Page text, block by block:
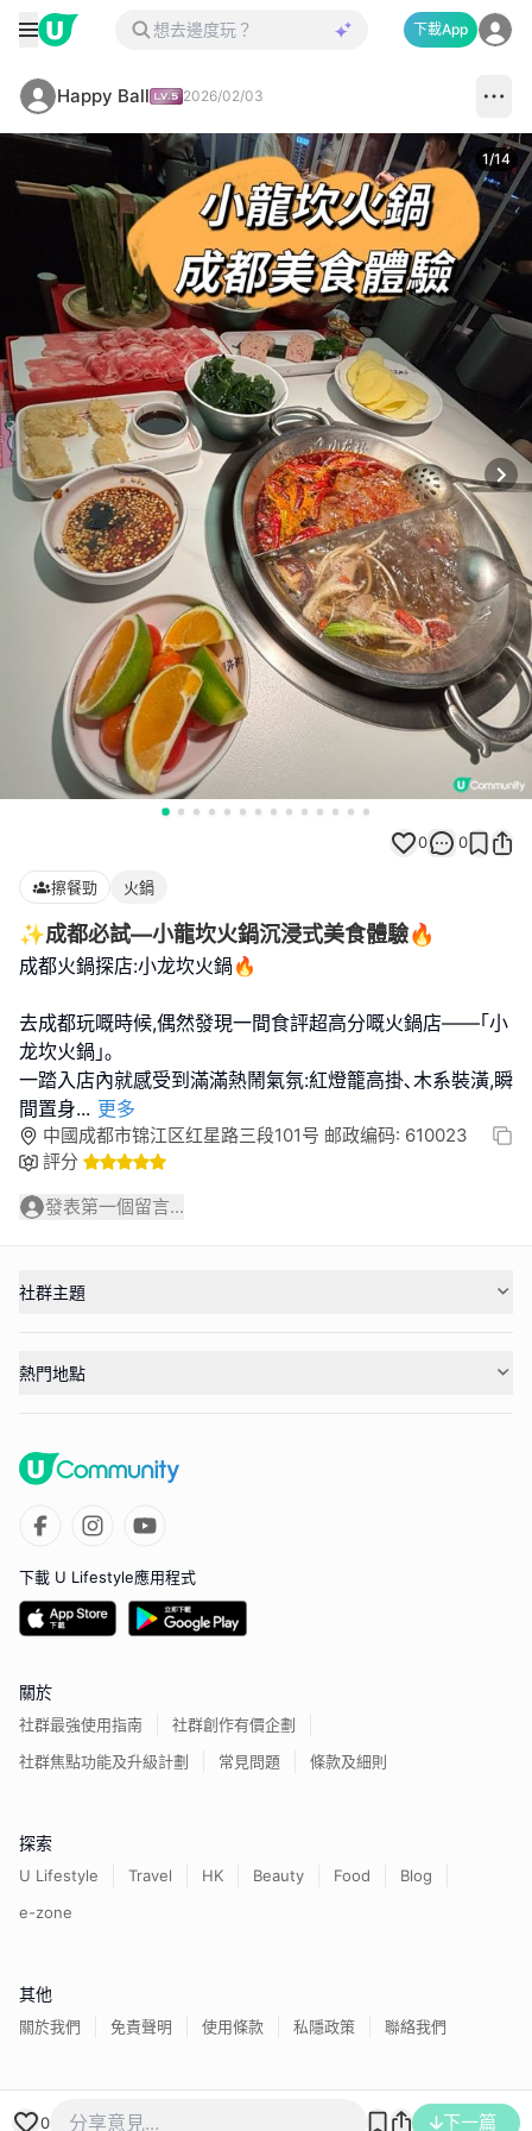
下載App
Happy Ball 2026/02/03
1/14
0 0
擦餐勁 火鍋
✨成都必試—小龍坎火鍋沉浸式美食體驗🔥
成都火鍋探店:小龙坎火鍋🔥
去成都玩嘅時候,偶然發現一間食評超高分嘅火鍋店——｢小
龙坎火鍋｣｡
一踏入店內就感受到滿滿熱鬧氣氛:紅燈籠高掛､木系裝潢,瞬
間置身... 更多
中國成都市锦江区红星路三段101号 邮政编码: 610023
評分
發表第一個留言...
0 下一篇
社群主題
熱門地點
下載 U Lifestyle應用程式
關於
社群最強使用指南
社群創作有價企劃
社群焦點功能及升級計劃
常見問題 條款及細則
探索
U Lifestyle Travel HK Beauty Food
Blog
e-zone
其他
關於我們 免責聲明 使用條款 私隱政策 聯絡我們
香港經濟日報版權所有©